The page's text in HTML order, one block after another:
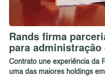
Rands firma
para
Contrato une experiência da
uma das maiores holdings